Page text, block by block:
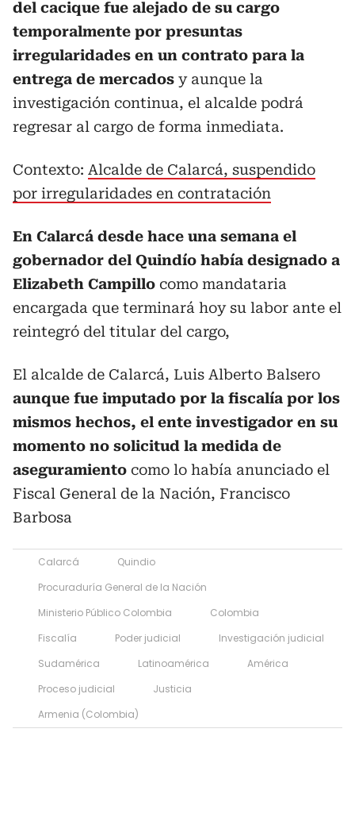
del cacique fue alejado de su cargo
temporalmente por presuntas
irregularidades en un contrato para la
entrega de mercados y aunque la
investigación continua, el alcalde podrá
regresar al cargo de forma inmediata.
Contexto: Alcalde de Calarcá, suspendido
por irregularidades en contratación
En Calarcá desde hace una semana el
gobernador del Quindío había designado a
Elizabeth Campillo como mandataria
encargada que terminará hoy su labor ante el
reintegró del titular del cargo,
El alcalde de Calarcá, Luis Alberto Balsero
aunque fue imputado por la fiscalía por los
mismos hechos, el ente investigador en su
momento no solicitud la medida de
aseguramiento como lo había anunciado el
Fiscal General de la Nación, Francisco
Barbosa
Calarcá
Quindio
Procuraduría General de la Nación
Ministerio Público Colombia
Colombia
Fiscalía
Poder judicial
Investigación judicial
Sudamérica
Latinoamérica
América
Proceso judicial
Justicia
Armenia (Colombia)